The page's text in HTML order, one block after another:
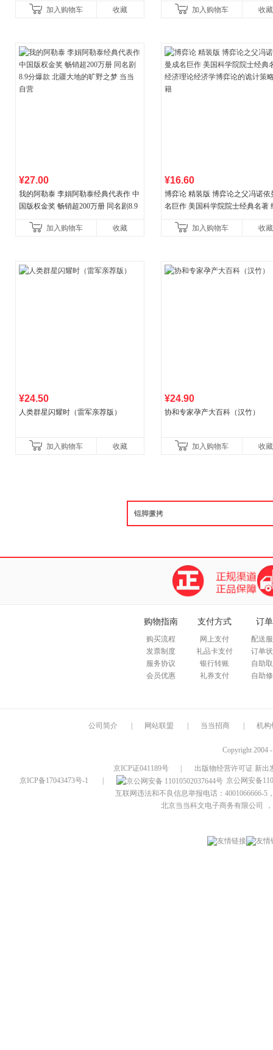
守护你！加入购物车 收藏
新增在
加入购物车 收藏
¥27.00
我的阿勒泰 李娟阿勒泰经典代表作 中
国版权金奖 畅销超200万册 同名剧8.9
加入购物车
收藏
¥16.60
博弈论 精装版 博弈论之父冯诺依
名巨作 美国科学院院士经典名著
加入购物车
收藏
¥24.50
人类群星闪耀时（雷军亲荐版）
加入购物车 收藏
¥24.90
协和专家孕产大百科（汉竹）
加入购物车 收藏
购物指南
购买流程
发票制度
服务协议
会员优惠
支付方式
网上支付
礼品卡支付
银行转账
礼券支付
订
配送
订单
自助
自助
公司简介 网站联盟 当当招商 机构
Copyright 2004
京ICP证041189号
出版物经营许可证 新出
京ICP备17043473号-1
京公网安备
互联网违法和不良信息举报电话：4001066666-5
北京当当科文电子商务有限公司